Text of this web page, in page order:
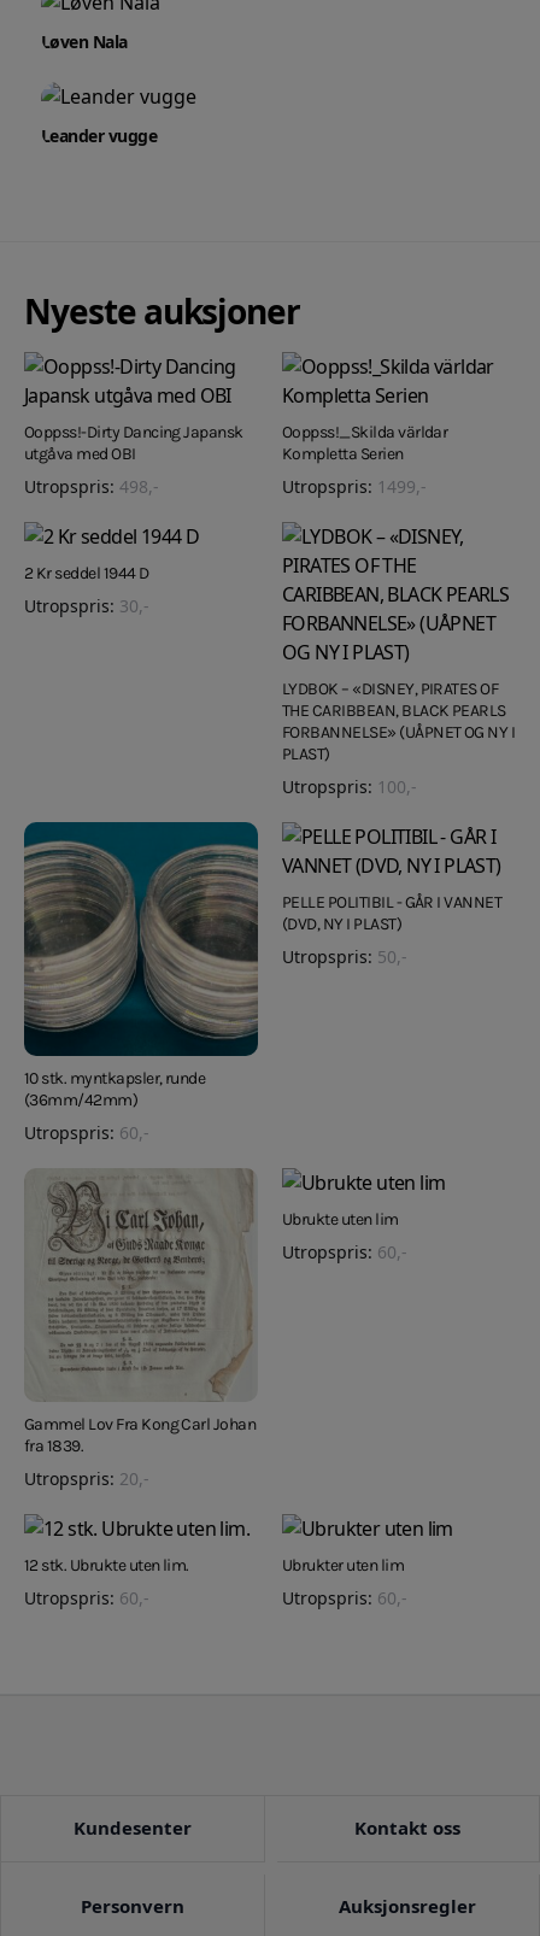
Løven Nala
Leander vugge
Nyeste auksjoner
Ooppss!-Dirty Dancing Japansk
utgåva med OBI
Utropspris: 498,-
Ooppss!_Skilda världar
Kompletta Serien
Utropspris: 1499,-
2 Kr seddel 1944 D
Utropspris: 30,-
LYDBOK – «DISNEY, PIRATES OF
THE CARIBBEAN, BLACK PEARLS
FORBANNELSE» (UÅPNET OG NY I
PLAST)
Utropspris: 100,-
10 stk. myntkapsler, runde
(36mm/42mm)
Utropspris: 60,-
PELLE POLITIBIL - GÅR I VANNET
(DVD, NY I PLAST)
Utropspris: 50,-
Gammel Lov Fra Kong Carl Johan
fra 1839.
Utropspris: 20,-
Ubrukte uten lim
Utropspris: 60,-
12 stk. Ubrukte uten lim.
Utropspris: 60,-
Ubrukter uten lim
Utropspris: 60,-
Kundesenter Kontakt oss
Personvern Auksjonsregler